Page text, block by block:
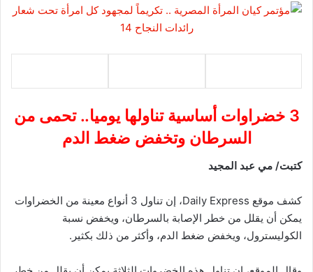
3 خضراوات أساسية تناولها يوميا.. تحمى من
السرطان وتخفض ضغط الدم
كتبت/ مي عبد المجيد
كشف موقع Daily Express، إن تناول 3 أنواع معينة من الخضراوات
يمكن أن يقلل من خطر الإصابة بالسرطان، ويخفض نسبة
الكوليسترول، ويخفض ضغط الدم، وأكثر من ذلك بكثير.